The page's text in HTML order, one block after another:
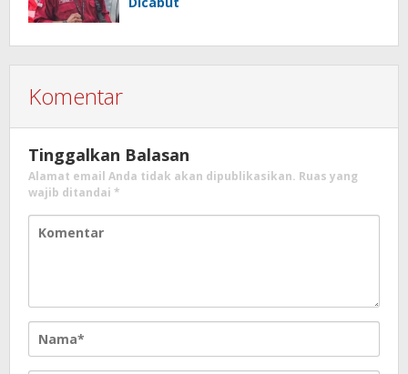
Komentar
Tinggalkan Balasan
Alamat email Anda tidak akan dipublikasikan. Ruas yang
wajib ditandai *